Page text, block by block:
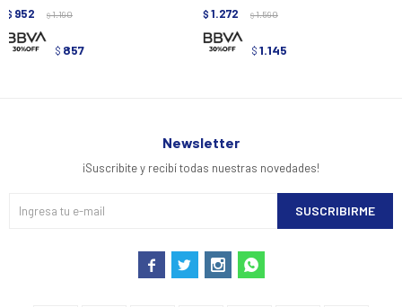
$ 952 $ 1.190
$ 857
$ 1.272 $ 1.590
$ 1.145
Newsletter
¡Suscribite y recibí todas nuestras novedades!
SUSCRIBIRME
   